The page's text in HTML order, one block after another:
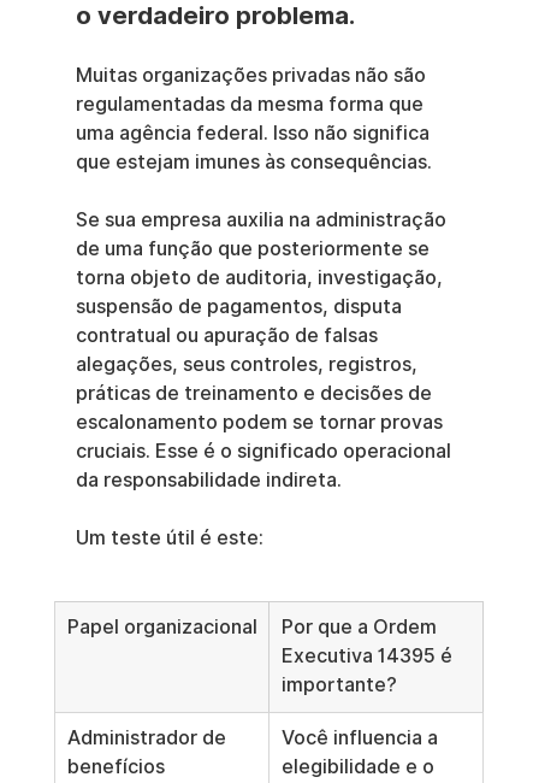
o verdadeiro problema.
Muitas organizações privadas não são
regulamentadas da mesma forma que
uma agência federal. Isso não significa
que estejam imunes às consequências.
Se sua empresa auxilia na administração
de uma função que posteriormente se
torna objeto de auditoria, investigação,
suspensão de pagamentos, disputa
contratual ou apuração de falsas
alegações, seus controles, registros,
práticas de treinamento e decisões de
escalonamento podem se tornar provas
cruciais. Esse é o significado operacional
da responsabilidade indireta.
Um teste útil é este:
Papel organizacional
Por que a Ordem
Executiva 14395 é
importante?
Administrador de
benefícios
Você influencia a
elegibilidade e o